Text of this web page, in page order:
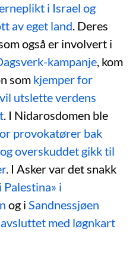
i Israel og
av eget land. Deres
også er involvert i
kampanje, kom
som kjemper for
utslette verdens
. I Nidarosdomen ble
provokatører bak
overskuddet gikk til
. I Asker var det snakk
Palestina» i
og iSandnessjøen
med løgnkart